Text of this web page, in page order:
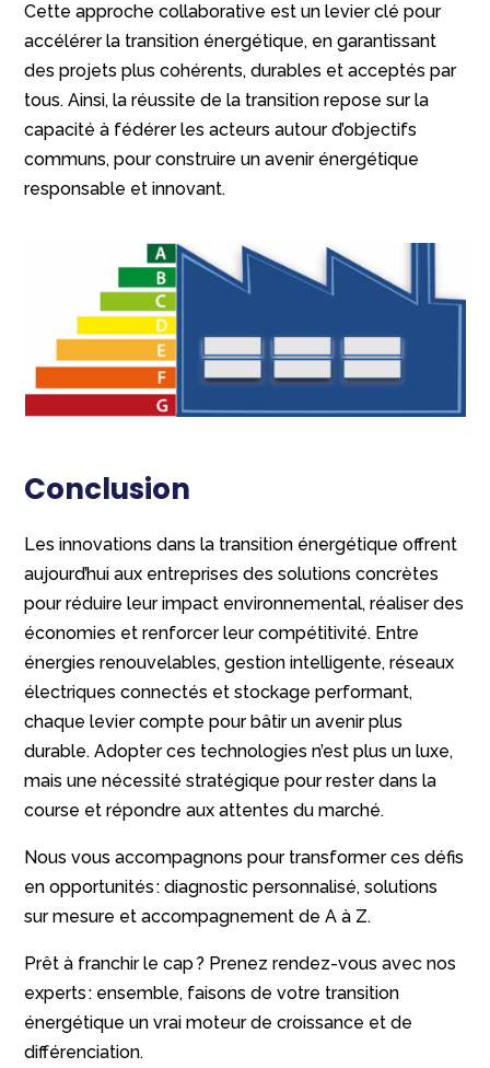
Cette approche collaborative est un levier clé pour
accélérer la transition énergétique, en garantissant
des projets plus cohérents, durables et acceptés par
tous. Ainsi, la réussite de la transition repose sur la
capacité à fédérer les acteurs autour d’objectifs
communs, pour construire un avenir énergétique
responsable et innovant.
Conclusion
Les innovations dans la transition énergétique offrent
aujourd’hui aux entreprises des solutions concrètes
pour réduire leur impact environnemental, réaliser des
économies et renforcer leur compétitivité. Entre
énergies renouvelables, gestion intelligente, réseaux
électriques connectés et stockage performant,
chaque levier compte pour bâtir un avenir plus
durable. Adopter ces technologies n’est plus un luxe,
mais une nécessité stratégique pour rester dans la
course et répondre aux attentes du marché.
Nous vous accompagnons pour transformer ces défis
en opportunités : diagnostic personnalisé, solutions
sur mesure et accompagnement de A à Z.
Prêt à franchir le cap ? Prenez rendez-vous avec nos
experts : ensemble, faisons de votre transition
énergétique un vrai moteur de croissance et de
différenciation.